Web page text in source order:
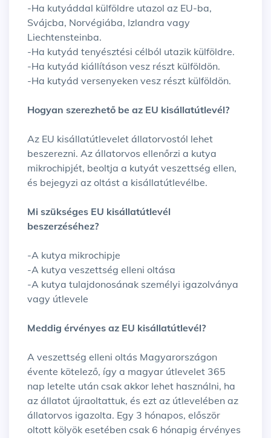
-Ha kutyáddal külföldre utazol az EU-ba,
Svájcba, Norvégiába, Izlandra vagy
Liechtensteinba.
-Ha kutyád tenyésztési célból utazik külföldre.
-Ha kutyád kiállításon vesz részt külföldön.
-Ha kutyád versenyeken vesz részt külföldön.
Hogyan szerezhető be az EU kisállatútlevél?
Az EU kisállatútlevelet állatorvostól lehet
beszerezni. Az állatorvos ellenőrzi a kutya
mikrochipjét, beoltja a kutyát veszettség ellen,
és bejegyzi az oltást a kisállatútlevélbe.
Mi szükséges EU kisállatútlevél
beszerzéséhez?
-A kutya mikrochipje
-A kutya veszettség elleni oltása
-A kutya tulajdonosának személyi igazolványa
vagy útlevele
Meddig érvényes az EU kisállatútlevél?
A veszettség elleni oltás Magyarországon
évente kötelező, így a magyar útlevelet 365
nap letelte után csak akkor lehet használni, ha
az állatot újraoltattuk, és ezt az útlevelében az
állatorvos igazolta. Egy 3 hónapos, először
oltott kölyök esetében csak 6 hónapig érvényes